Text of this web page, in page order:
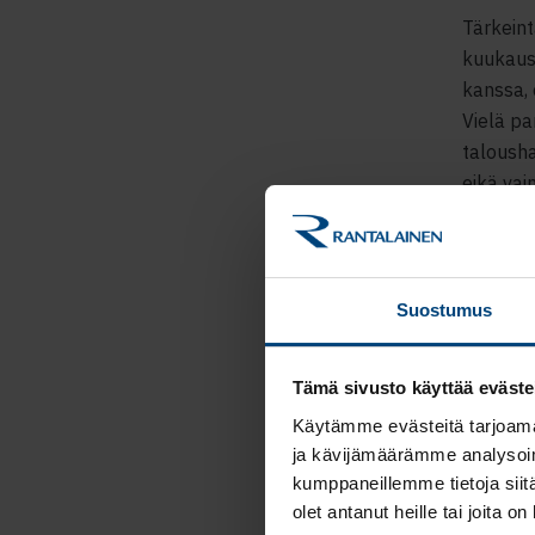
Suostumus
Tämä sivusto käyttää
Käytämme evästeitä
ja kävijämäärämme
kumppaneillemme tietoja
olet antanut heille tai joita
Vielä
eikä
on
alalla,
jolloin